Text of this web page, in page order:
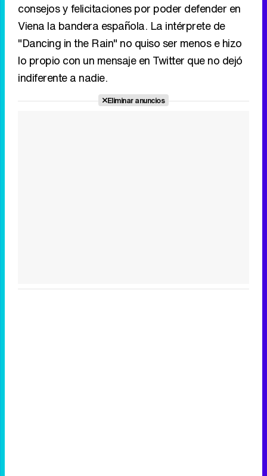
consejos y felicitaciones por poder defender en
Viena la bandera española. La intérprete de
"Dancing in the Rain" no quiso ser menos e hizo
lo propio con un mensaje en Twitter que no dejó
indiferente a nadie.
Eliminar anuncios